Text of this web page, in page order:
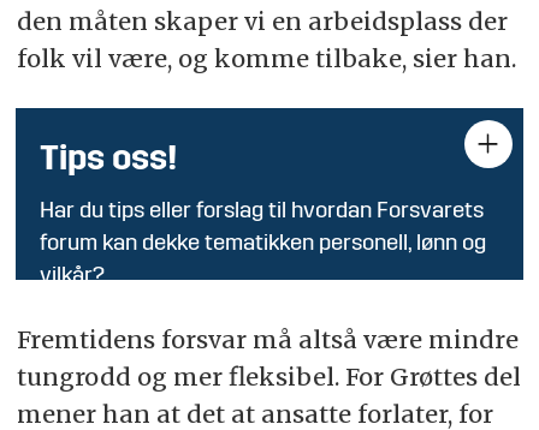
den måten skaper vi en arbeidsplass der
folk vil være, og komme tilbake, sier han.
Tips oss!
Har du tips eller forslag til hvordan Forsvarets
forum kan dekke tematikken personell, lønn og
vilkår?
Send oss en mail på tips@fofo.no eller send
direkte til nyhetsredaktør Andrea Rognstrand
på ar@fofo.no.
Fremtidens forsvar må altså være mindre
tungrodd og mer fleksibel. For Grøttes del
mener han at det at ansatte forlater, for